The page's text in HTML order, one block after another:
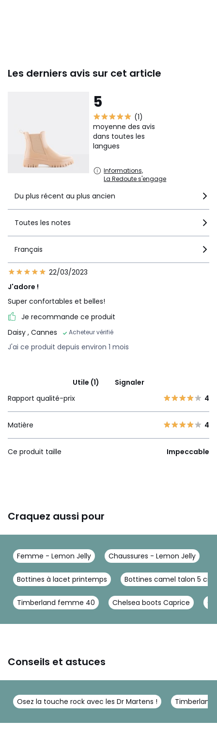
Les derniers avis sur cet article
5
(1)
moyenne des avis
dans toutes les
langues
Informations,
La Redoute s'engage
Du plus récent au plus ancien
Toutes les notes
Français
22/03/2023
J'adore !
Super confortables et belles!
Je recommande ce produit
Daisy , Cannes Acheteur vérifié
J'ai ce produit depuis environ 1 mois
Utile (1)
Signaler
Rapport qualité-prix
4
Matière 4
Ce produit taille Impeccable
Craquez aussi pour
Femme - Lemon Jelly Chaussures - Lemon Jelly
Bottines à lacet printemps Bottines camel talon 5 cm
Timberland femme 40 Chelsea boots Caprice
Conseils et astuces
Osez la touche rock avec les Dr Martens !